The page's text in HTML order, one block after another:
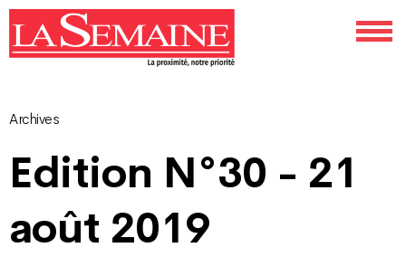
Archives
Edition N°30 - 21
août 2019
Navigation
des
articles